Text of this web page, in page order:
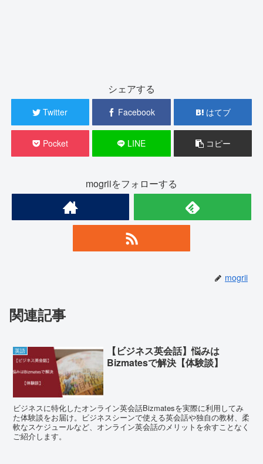
シェアする
Twitter Facebook はてブ
Pocket LINE コピー
mogriiをフォローする
mogrii
関連記事
英語
【ビジネス英会話】悩みは
Bizmatesで解決【体験談】
ビジネスに特化したオンライン英会話Bizmatesを実際に利用してみ
た体験談をお届け。ビジネスシーンで使える英会話や独自の教材、柔
軟なスケジュールなど、オンライン英会話のメリットを余すことなく
ご紹介します。